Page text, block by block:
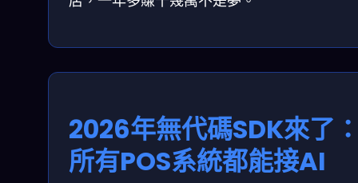
2026年無代碼SDK來了
所有POS系統都能接AI